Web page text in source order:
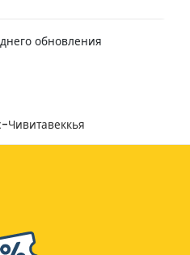
обновления
Чивитавеккья